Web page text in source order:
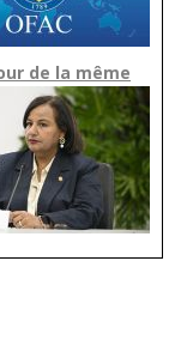
de la même